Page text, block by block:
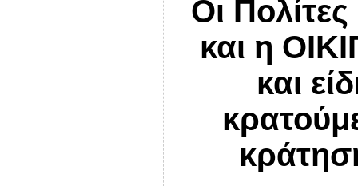
Οι
και η
και